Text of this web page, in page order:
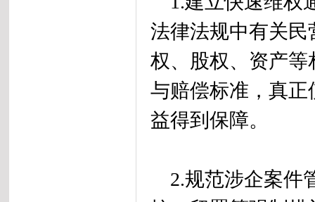
法律法规中有关
权、股权、资产
与赔偿标准，真
益得到保障。
2.规范涉企案件